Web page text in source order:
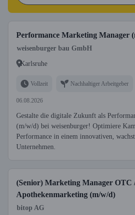
Performance Marketing Manager
weisenburger bau GmbH
Karlsruhe
Vollzeit Nachhaltiger Arbeitgeber
06.08.2026
Gestalte die digitale Zukunft als
(m/w/d) bei weisenburger! Optimiere
Performance in einem innovativen,
Unternehmen.
(Senior) Marketing Manager OTC
Apothekenmarketing (m/w/d)
bitop AG